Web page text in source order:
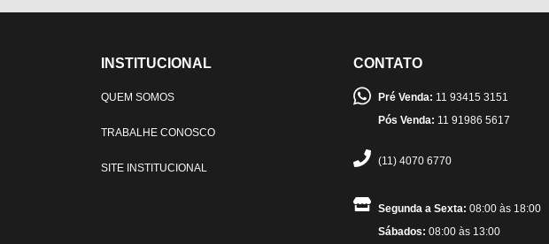
INSTITUCIONAL
QUEM SOMOS
TRABALHE CONOSCO
SITE INSTITUCIONAL
CONTATO
Pré Venda: 11 93415 3151
Pós Venda: 11 91986 5617
(11) 4070 6770
Segunda a Sexta: 08:00 às 18:00
Sábados: 08:00 às 13:00